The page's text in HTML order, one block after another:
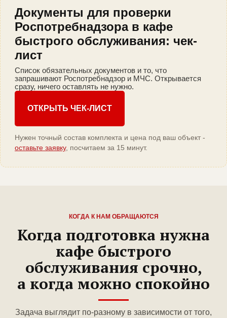
Документы для проверки
Роспотребнадзора в кафе
быстрого обслуживания: чек-
лист
Список обязательных документов и то, что
запрашивают Роспотребнадзор и МЧС. Открывается
сразу, ничего оставлять не нужно.
ОТКРЫТЬ ЧЕК-ЛИСТ
Нужен точный состав комплекта и цена под ваш объект -
оставьте заявку, посчитаем за 15 минут.
КОГДА К НАМ ОБРАЩАЮТСЯ
Когда подготовка нужна
кафе быстрого
обслуживания срочно,
а когда можно спокойно
Задача выглядит по-разному в зависимости от того,